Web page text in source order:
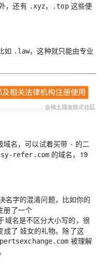
，还有 .xyz， .top这些便
如 .law，这种就只能由专业
域名，可以试着买带 - 的二
refer.com 的域名，19
名字的混淆问题，比如你的
册了一个
域名是不区分大小写的，很
成了 妓女的礼物。除了这
被理解